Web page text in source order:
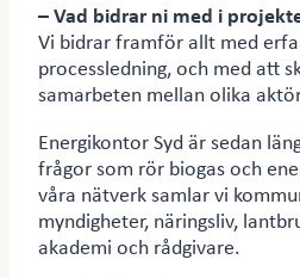
– Vad bidrar ni med i
Vi bidrar framför allt med
processledning, och med att
samarbeten mellan olika
Energikontor Syd är sedan
frågor som rör biogas och
våra nätverk samlar vi
myndigheter, näringsliv,
akademi och rådgivare.